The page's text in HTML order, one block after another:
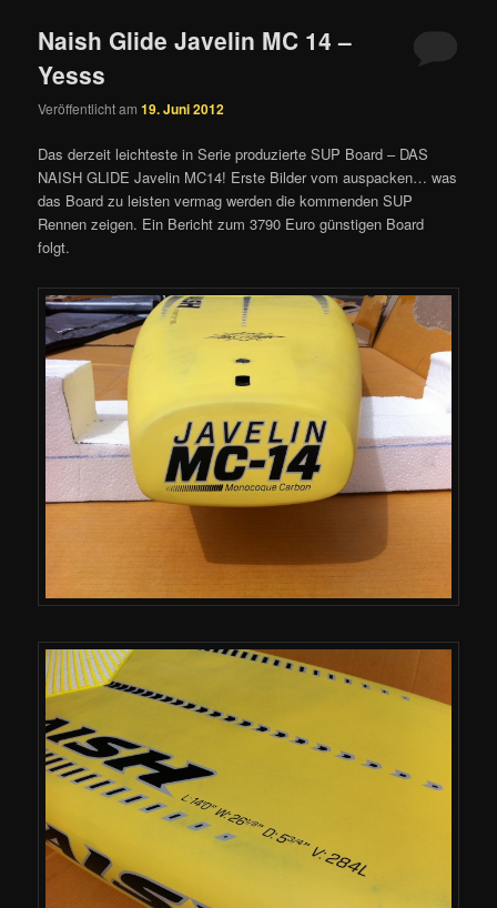
Naish Glide Javelin MC 14 –
Yesss
Veröffentlicht am19. Juni 2012
Das derzeit leichteste in Serie produzierte SUP Board – DAS
NAISH GLIDE Javelin MC14! Erste Bilder vom auspacken… was
das Board zu leisten vermag werden die kommenden SUP
Rennen zeigen. Ein Bericht zum 3790 Euro günstigen Board
folgt.